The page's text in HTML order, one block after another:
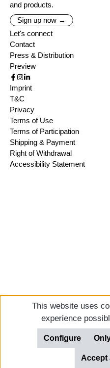
and products.
Sign up now →
Let's connect
Contact
Press & Distribution
Preview
Imprint
T&C
Privacy
Terms of Use
Terms of Participation
Shipping & Payment
Right of Withdrawal
Accessibility Statement
This website uses
experience
Configure
Accept